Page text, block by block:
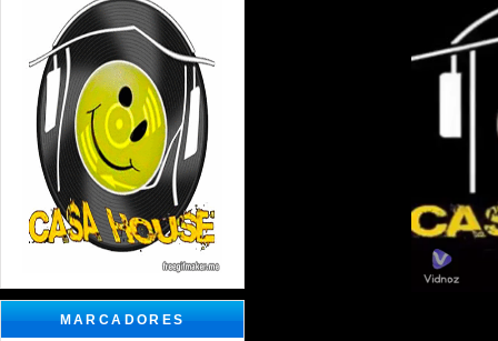
MARCADORES